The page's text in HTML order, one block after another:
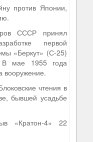
против Японии,
СССР принял
первой
«Беркут» (С-25)
мае 1955 года
вооружение.
чтения в
бывшей усадьбе
«Кратон-4» 22